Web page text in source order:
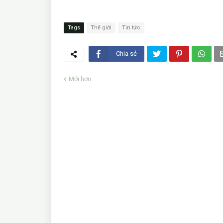
Tags Thế giới Tin tức
Chia sẻ
Mới hơn